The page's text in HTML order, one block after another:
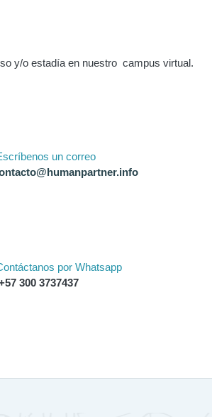
y/o estadía en nuestro campus virtual.
un correo
por Whatsapp
300 3737437